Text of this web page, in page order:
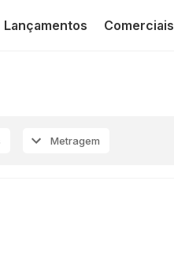
Lançamentos Comerciais
Metragem